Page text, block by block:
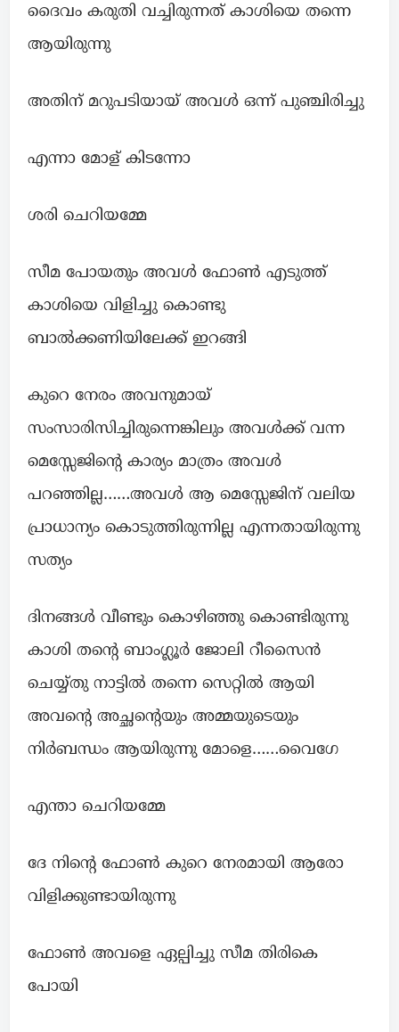
ദൈവം കരുതി വച്ചിരുന്നത് കാശിയെ തന്നെ
ആയിരുന്നു
അതിന് മറുപടിയായ് അവൾ ഒന്ന് പുഞ്ചിരിച്ചു
എന്നാ മോള് കിടന്നോ
ശരി ചെറിയമ്മേ
സീമ പോയതും അവൾ ഫോൺ എടുത്ത്
കാശിയെ വിളിച്ചു കൊണ്ടു
ബാൽക്കണിയിലേക്ക് ഇറങ്ങി
കുറെ നേരം അവനുമായ്
സംസാരിസിച്ചിരുന്നെങ്കിലും അവൾക്ക് വന്ന
മെസ്സേജിന്റെ കാര്യം മാത്രം അവൾ
പറഞ്ഞില്ല……അവൾ ആ മെസ്സേജിന് വലിയ
പ്രാധാന്യം കൊടുത്തിരുന്നില്ല എന്നതായിരുന്നു
സത്യം
ദിനങ്ങൾ വീണ്ടും കൊഴിഞ്ഞു കൊണ്ടിരുന്നു
കാശി തന്റെ ബാംഗ്ലൂർ ജോലി റീസൈൻ
ചെയ്യ്തു നാട്ടിൽ തന്നെ സെറ്റിൽ ആയി
അവന്റെ അച്ഛന്റെയും അമ്മയുടെയും
നിർബന്ധം ആയിരുന്നു മോളെ……വൈഗേ
എന്താ ചെറിയമ്മേ
ദേ നിന്റെ ഫോൺ കുറെ നേരമായി ആരോ
വിളിക്കുണ്ടായിരുന്നു
ഫോൺ അവളെ ഏല്പിച്ചു സീമ തിരികെ
പോയി